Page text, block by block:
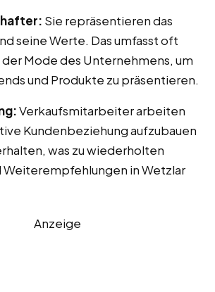
Sie repräsentieren das
seine Werte. Das umfasst oft
der Mode des Unternehmens, um
und Produkte zu präsentieren.
Verkaufsmitarbeiter arbeiten
Kundenbeziehung aufzubauen
was zu wiederholten
Weiterempfehlungen in Wetzlar
Anzeige